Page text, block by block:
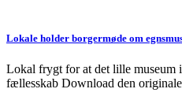
Lokale holder borgermøde om
Lokal frygt for at det lille museum
fællesskab Download den